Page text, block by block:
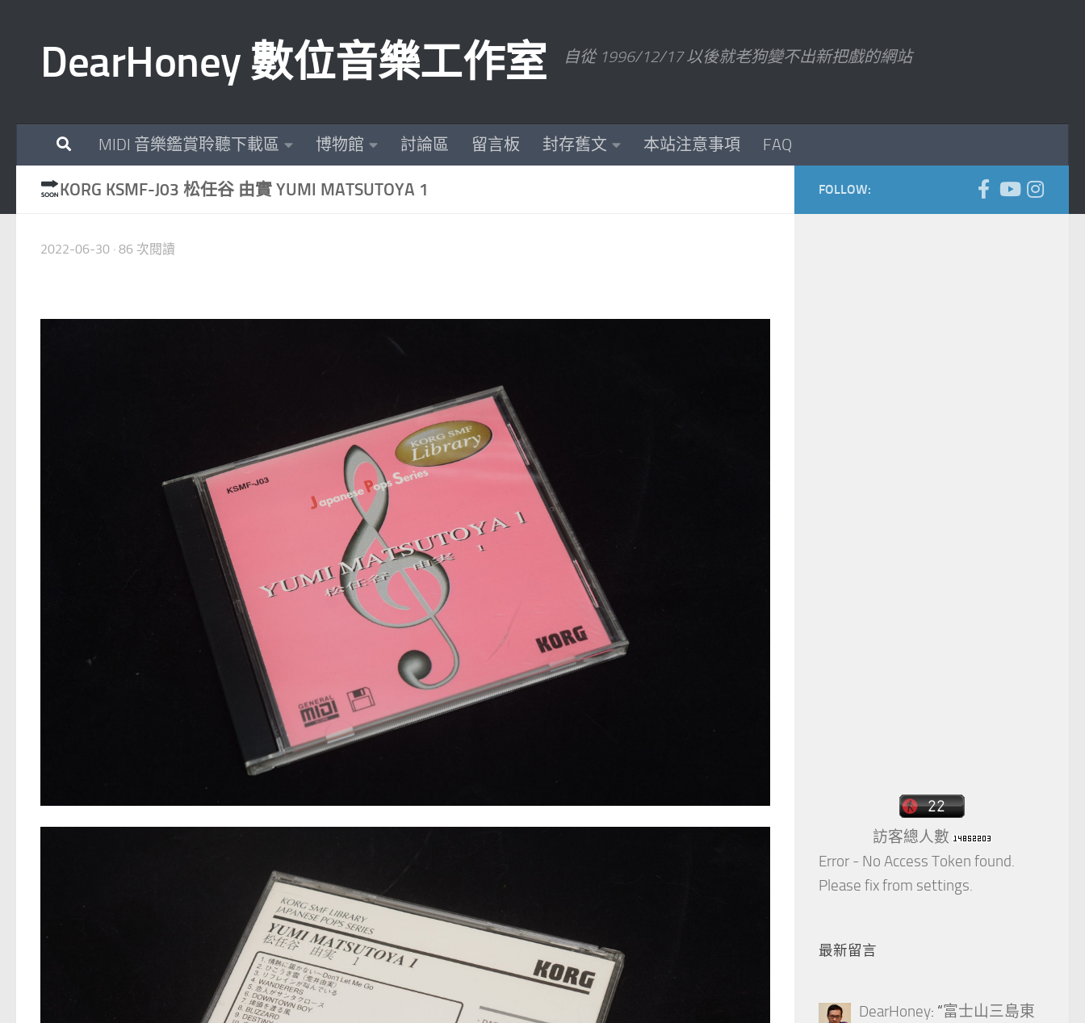
DearHoney 數位音樂工作室 自從 1996/12/17 以後就老狗變不出新把戲的網站
MIDI 音樂鑑賞聆聽下載區 博物館 討論區 留言板 封存舊文 本站注意事項 FAQ
KORG KSMF-J03 松任谷 由實 YUMI MATSUTOYA 1
2022-06-30 · 86 次閱讀
FOLLOW:
訪客總人數
Error - No Access Token found.
Please fix from settings.
最新留言
DearHoney: “富士山三島東